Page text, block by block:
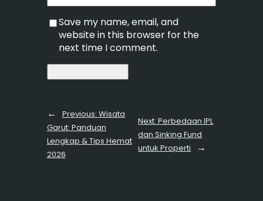
Save my name, email, and
website in this browser for the
next time I comment.
← Previous: Wisata
Garut: Panduan
Lengkap & Tips Hemat
2026
Next:Perbedaan IPL
dan Sinking Fund
untuk Properti
→